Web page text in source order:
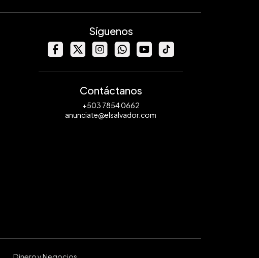
Síguenos
Contáctanos
+503 7854 0662
anunciate@elsalvador.com